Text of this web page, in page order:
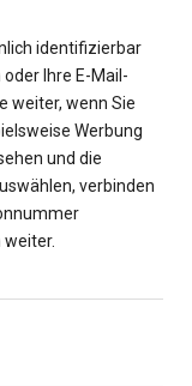
identifizierbar
Ihre E-Mail-
weiter, wenn Sie
Werbung
und die
verbinden